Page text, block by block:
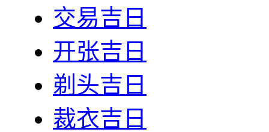
交易吉日
开张吉日
剃头吉日
裁衣吉日